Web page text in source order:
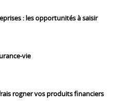
: les opportunités à saisir
vie
rogner vos produits financiers